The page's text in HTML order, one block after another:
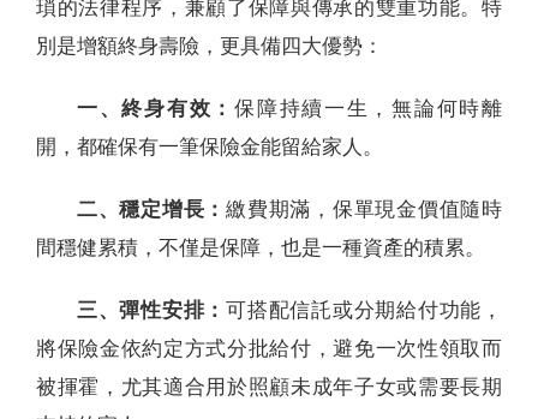
瑣的法律程序，兼顧了保障與傳承的雙重功能。特
別是增額終身壽險，更具備四大優勢：
一、終身有效：保障持續一生，無論何時離
開，都確保有一筆保險金能留給家人。
二、穩定增長：繳費期滿，保單現金價值隨時
間穩健累積，不僅是保障，也是一種資產的積累。
三、彈性安排：可搭配信託或分期給付功能，
將保險金依約定方式分批給付，避免一次性領取而
被揮霍，尤其適合用於照顧未成年子女或需要長期